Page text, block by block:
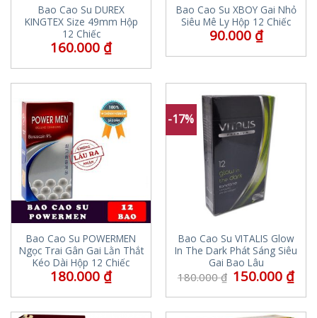
Bao Cao Su DUREX
KINGTEX Size 49mm Hộp
12 Chiếc
160.000 ₫
Bao Cao Su XBOY Gai Nhỏ
Siêu Mê Ly Hộp 12 Chiếc
90.000 ₫
Bao Cao Su POWERMEN
Ngọc Trai Gân Gai Lằn Thắt
Kéo Dài Hộp 12 Chiếc
180.000 ₫
-17%
Bao Cao Su VITALIS Glow
In The Dark Phát Sáng Siêu
Gai Bao Lâu
180.000₫ 150.000 ₫